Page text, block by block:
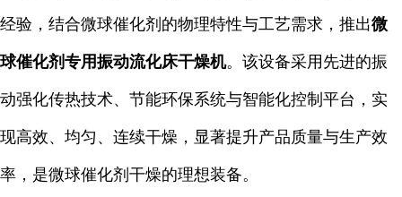
经验，结合微球催化剂的物理特性与工艺需求，推出微
球催化剂专用振动流化床干燥机。该设备采用先进的振
动强化传热技术、节能环保系统与智能化控制平台，实
现高效、均匀、连续干燥，显著提升产品质量与生产效
率，是微球催化剂干燥的理想装备。